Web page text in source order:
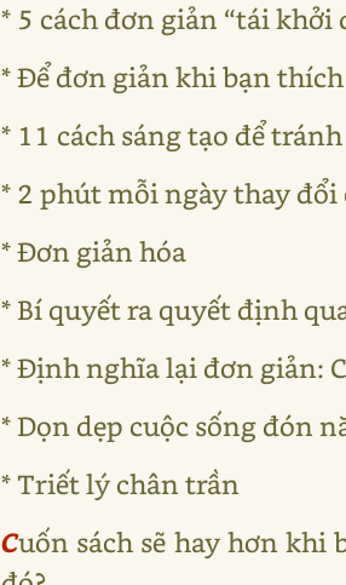
* 5 cách đơn giản “tái khởi
* Để đơn giản khi bạn
* 11 cách sáng tạo để
* 2 phút mỗi ngày thay
* Đơn giản hóa
* Bí quyết ra quyết định
* Định nghĩa lại đơn giản:
* Dọn dẹp cuộc sống đón
* Triết lý chân trần
Cuốn sách sẽ hay hơn